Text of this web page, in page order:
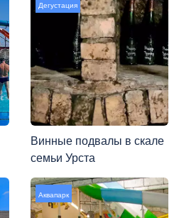
Дегустация
Винные подвалы в скале
семьи Урста
Аквапарк